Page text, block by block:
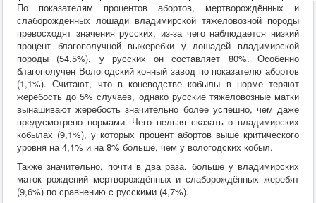
По показателям процентов абортов, мертворождённых и
слаборождённых лошади владимирской тяжеловозной породы
превосходят значения русских, из-за чего наблюдается низкий
процент благополучной выжеребки у лошадей владимирской
породы (54,5%), у русских он составляет 80%. Особенно
благополучен Вологодский конный завод по показателю абортов
(1,1%). Считают, что в коневодстве кобылы в норме теряют
жеребость до 5% случаев, однако русские тяжеловозные матки
вынашивают жеребость значительно более успешно, чем даже
предусмотрено нормами. Чего нельзя сказать о владимирских
кобылах (9,1%), у которых процент абортов выше критического
уровня на 4,1% и на 8% больше, чем у вологодских кобыл.
Также значительно, почти в два раза, больше у владимирских
маток рождений мертворождённых и слаборождённых жеребят
(9,6%) по сравнению с русскими (4,7%).